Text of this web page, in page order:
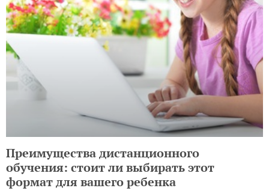
Преимущества дистанционного
обучения: стоит ли выбирать этот
формат для вашего ребенка